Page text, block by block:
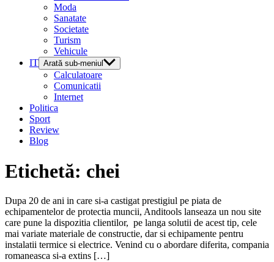
Moda
Sanatate
Societate
Turism
Vehicule
IT Arată sub-meniul
Calculatoare
Comunicatii
Internet
Politica
Sport
Review
Blog
Etichetă: chei
Dupa 20 de ani in care si-a castigat prestigiul pe piata de
echipamentelor de protectia muncii, Anditools lanseaza un nou site
care pune la dispozitia clientilor, pe langa solutii de acest tip, cele
mai variate materiale de constructie, dar si echipamente pentru
instalatii termice si electrice. Venind cu o abordare diferita, compania
romaneasca si-a extins […]